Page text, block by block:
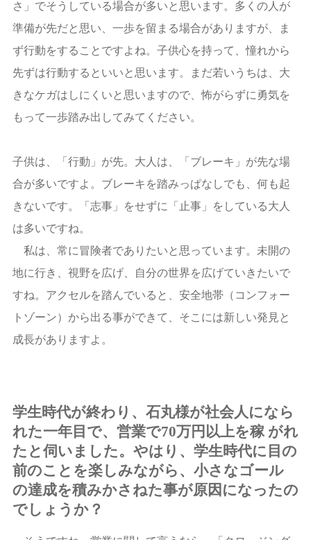
さ」でそうしている場合が多いと思います。多くの人が
準備が先だと思い、一歩を留まる場合がありますが、ま
ず行動をすることですよね。子供心を持って、憧れから
先ずは行動するといいと思います。まだ若いうちは、大
きなケガはしにくいと思いますので、怖がらずに勇気を
もって一歩踏み出してみてください。
子供は、「行動」が先。大人は、「ブレーキ」が先な場
合が多いですよ。ブレーキを踏みっぱなしでも、何も起
きないです。「志事」をせずに「止事」をしている大人
は多いですね。
私は、常に冒険者でありたいと思っています。未開の
地に行き、視野を広げ、自分の世界を広げていきたいで
すね。アクセルを踏んでいると、安全地帯（コンフォー
トゾーン）から出る事ができて、そこには新しい発見と
成長がありますよ。
学生時代が終わり、石丸様が社会人になら
れた一年目で、営業で70万円以上を稼 がれ
たと伺いました。やはり、学生時代に目の
前のことを楽しみながら、小さなゴール
の達成を積みかさねた事が原因になったの
でしょうか？